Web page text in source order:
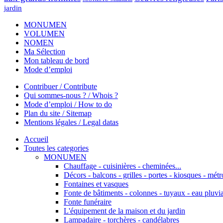
jardin
MONUMEN
VOLUMEN
NOMEN
Ma Sélection
Mon tableau de bord
Mode d’emploi
Contribuer / Contribute
Qui sommes-nous ? / Whois ?
Mode d’emploi / How to do
Plan du site / Sitemap
Mentions légales / Legal datas
Accueil
Toutes les categories
MONUMEN
Chauffage - cuisinières - cheminées...
Décors - balcons - grilles - portes - kiosques -
Fontaines et vasques
Fonte de bâtiments - colonnes - tuyaux - eau
Fonte funéraire
L'équipement de la maison et du jardin
Lampadaire - torchères - candélabres